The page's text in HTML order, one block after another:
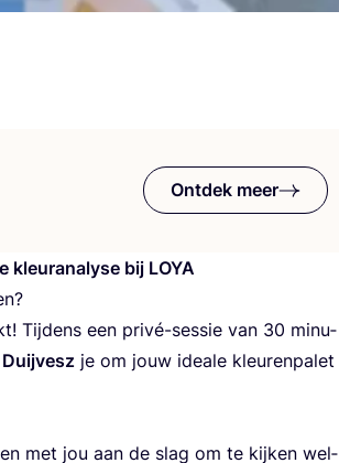
Ontdek meer
kleurana­ly­se bij LOYA
Tij­dens een pri­vé-ses­sie van 30 minu­
je om jouw ide­a­le kleu­ren­pa­let
met jou aan de slag om te kij­ken wel­